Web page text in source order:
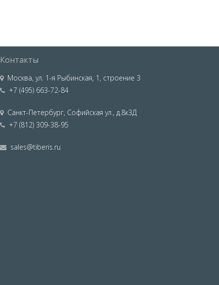
Контакты
Москва,ул. 1-я Рыбинская, 1, строение 3
+7 (495) 663-72-84
Санкт-Петербург, Софийская ул., д.8к3Д
+7 (812) 309-38-95
sales@tiberis.ru